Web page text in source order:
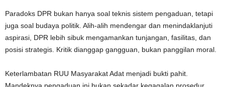
Paradoks DPR bukan hanya soal teknis sistem pengaduan, tetapi
juga soal budaya politik. Alih-alih mendengar dan menindaklanjuti
aspirasi, DPR lebih sibuk mengamankan tunjangan, fasilitas, dan
posisi strategis. Kritik dianggap gangguan, bukan panggilan moral.
Keterlambatan RUU Masyarakat Adat menjadi bukti pahit.